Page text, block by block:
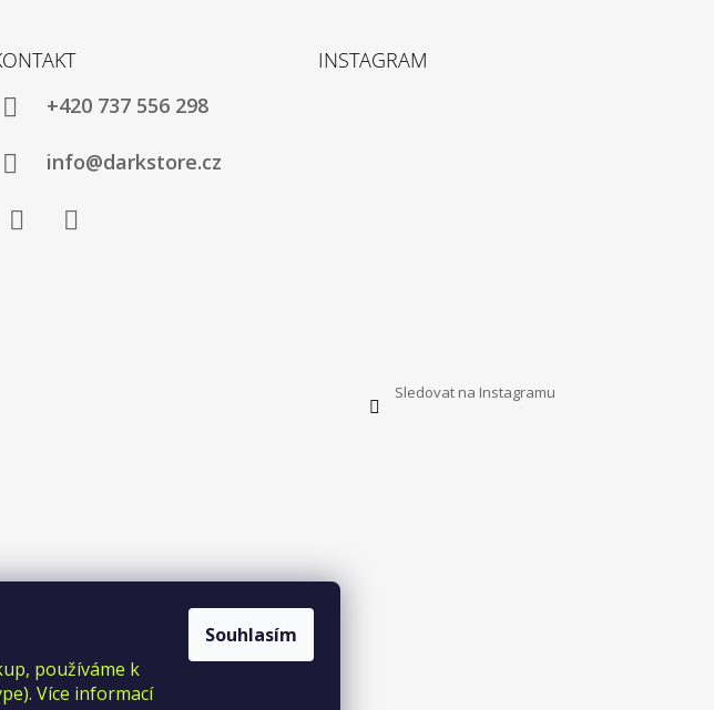
používáme k
Více informací
Souhlasím
+420 737 556 298
info@darkstore.cz
INSTAGRAM
Sledovat na Instagramu